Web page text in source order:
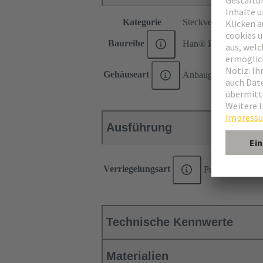
Kategorie Steckverbinder
Baureihe Han® PushPull
Gehäuseart Anbaugehäuse
Ausführung
Verriegelungsart PushPull
Technische Kennwerte
Materialien